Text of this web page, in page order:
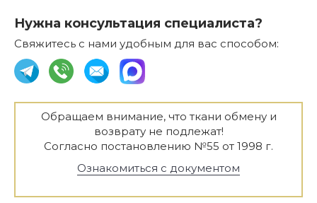
Нужна консультация специалиста?
Свяжитесь с нами удобным для вас способом:
Обращаем внимание, что ткани обмену и
возврату не подлежат!
Согласно постановлению №55 от 1998 г.
Ознакомиться с документом